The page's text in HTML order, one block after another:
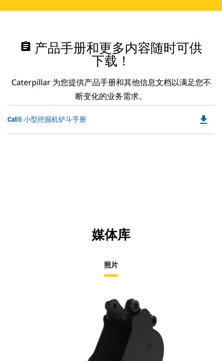
assignment 产品手册和更多内容随时可供
下载！
Caterpillar 为您提供产品手册和其他信息文档以满足您不
断变化的业务需求。
Cat® 小型挖掘机铲斗手册 file_download
媒体库
照片